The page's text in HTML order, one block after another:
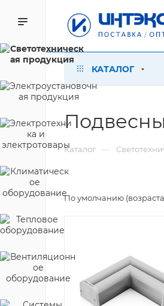
КАТАЛОГ
Каталог —
По умолчанию